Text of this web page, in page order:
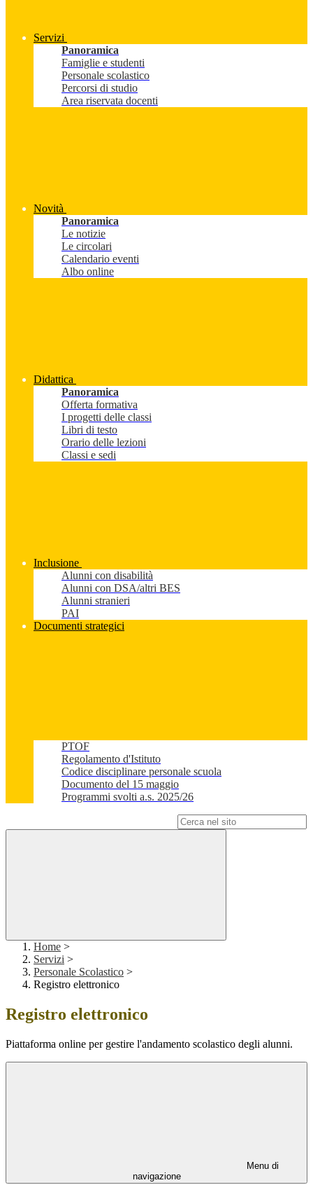
Servizi
Panoramica
Famiglie e studenti
Personale scolastico
Percorsi di studio
Area riservata docenti
Novità
Panoramica
Le notizie
Le circolari
Calendario eventi
Albo online
Didattica
Panoramica
Offerta formativa
I progetti delle classi
Libri di testo
Orario delle lezioni
Classi e sedi
Inclusione
Alunni con disabilità
Alunni con DSA/altri BES
Alunni stranieri
PAI
Documenti strategici
PTOF
Regolamento d'Istituto
Codice disciplinare personale scuola
Documento del 15 maggio
Programmi svolti a.s. 2025/26
Home >
Servizi >
Personale Scolastico >
Registro elettronico
Registro elettronico
Piattaforma online per gestire l'andamento scolastico degli alunni.
Menu di
navigazione